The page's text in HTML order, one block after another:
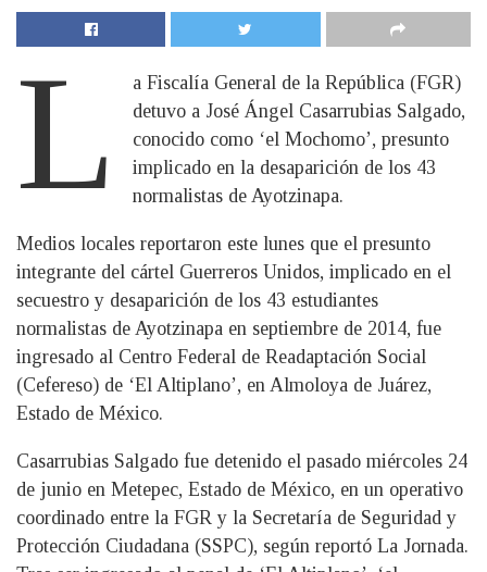
L
a Fiscalía General de la República (FGR)
detuvo a José Ángel Casarrubias Salgado,
conocido como ‘el Mochomo’, presunto
implicado en la desaparición de los 43
normalistas de Ayotzinapa.
Medios locales reportaron este lunes que el presunto
integrante del cártel Guerreros Unidos, implicado en el
secuestro y desaparición de los 43 estudiantes
normalistas de Ayotzinapa en septiembre de 2014, fue
ingresado al Centro Federal de Readaptación Social
(Cefereso) de ‘El Altiplano’, en Almoloya de Juárez,
Estado de México.
Casarrubias Salgado fue detenido el pasado miércoles 24
de junio en Metepec, Estado de México, en un operativo
coordinado entre la FGR y la Secretaría de Seguridad y
Protección Ciudadana (SSPC), según reportó La Jornada.